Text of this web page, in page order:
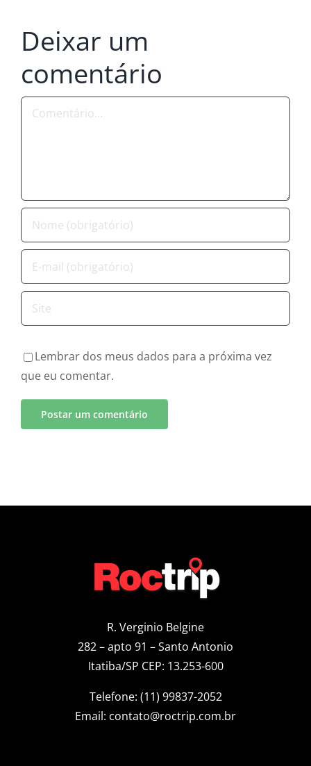
Deixar um
comentário
Comentário
Lembrar dos meus dados para a próxima vez
que eu comentar.
R. Verginio Belgine
282 – apto 91 – Santo Antonio
Itatiba/SP CEP: 13.253-600
Telefone: (11) 99837-2052
Email: contato@roctrip.com.br